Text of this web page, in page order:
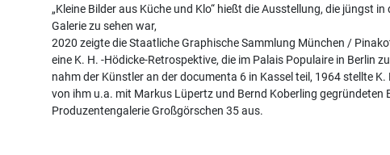
„Kleine Bilder aus Küche und Klo“ hießt die Ausstellung, die jüngst in
Galerie zu sehen war,
2020 zeigte die Staatliche Graphische Sammlung München /
eine K. H. -Hödicke-Retrospektive, die im Palais Populaire in Berlin
nahm der Künstler an der documenta 6 in Kassel teil, 1964 stellte K.
von ihm u.a. mit Markus Lüpertz und Bernd Koberling gegründeten
Produzentengalerie Großgörschen 35 aus.